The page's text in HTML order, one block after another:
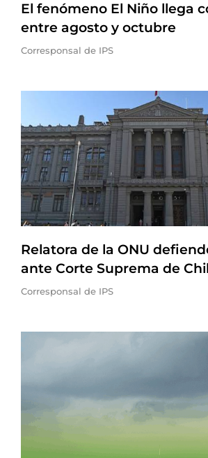
El fenómeno El Niño llega
entre agosto y octubre
Corresponsal de IPS
Relatora de la ONU
ante Corte Suprema de
Corresponsal de IPS